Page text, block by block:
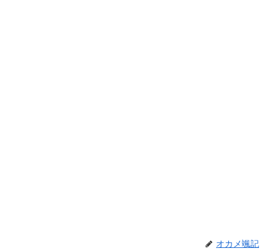
オカメ颯記